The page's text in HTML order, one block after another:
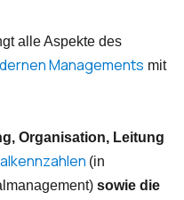
alle Aspekte des
Managements mit
Organisation, Leitung
(in
sowie die